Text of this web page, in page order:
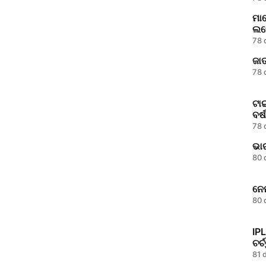
78
78
78
80
80
81